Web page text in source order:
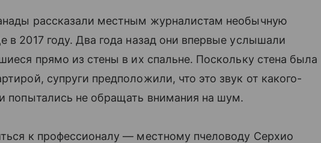
рассказали местным журналистам необычную
2017 году. Два года назад они впервые услышали
прямо из стены в их спальне. Поскольку стена была
супруги предположили, что это звук от какого-
попытались не обращать внимания на шум.
к профессионалу — местному пчеловоду Серхио